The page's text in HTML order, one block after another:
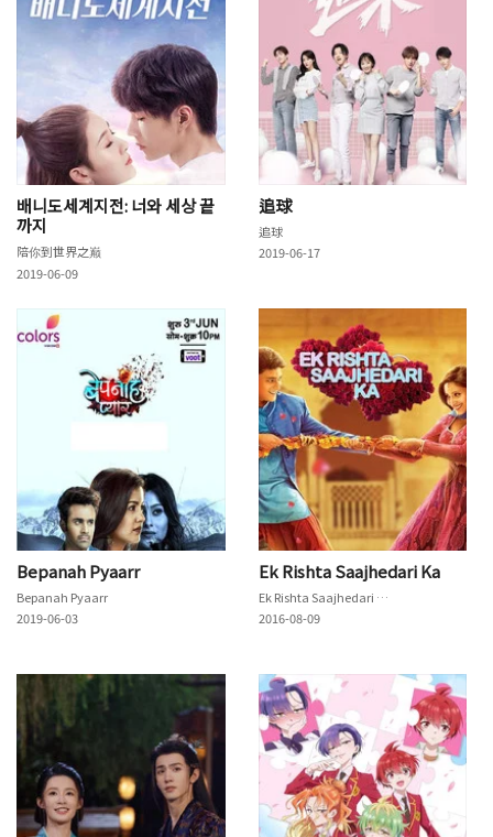
배니도세계지전: 너와 세상 끝
까지
陪你到世界之巅
2019-06-09
追球
追球
2019-06-17
Bepanah Pyaarr
Bepanah Pyaarr
2019-06-03
Ek Rishta Saajhedari Ka
Ek Rishta Saajhedari Ka
2016-08-09